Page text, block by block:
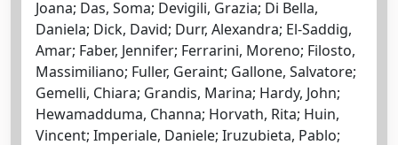
Joana; Das, Soma; Devigili, Grazia; Di Bella,
Daniela; Dick, David; Durr, Alexandra; El-Saddig,
Amar; Faber, Jennifer; Ferrarini, Moreno; Filosto,
Massimiliano; Fuller, Geraint; Gallone, Salvatore;
Gemelli, Chiara; Grandis, Marina; Hardy, John;
Hewamadduma, Channa; Horvath, Rita; Huin,
Vincent; Imperiale, Daniele; Iruzubieta, Pablo;